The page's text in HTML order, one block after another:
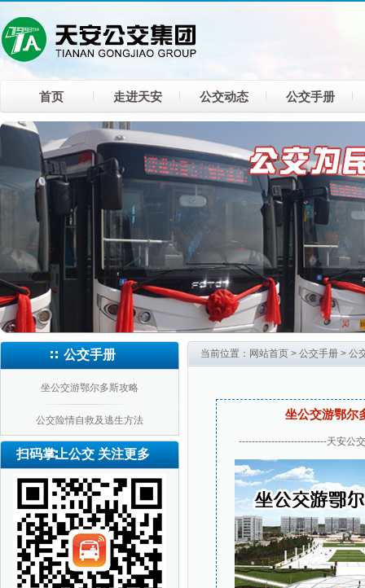
首页 走进天安 公交动态 公交手册
公交手册
坐公交游鄂尔多斯攻略
公交险情自救及逃生方法
扫码掌上公交 关注更多
当前位置： 网站首页 > 公交手册 > 公
坐公交游鄂尔
---------------------------天安公